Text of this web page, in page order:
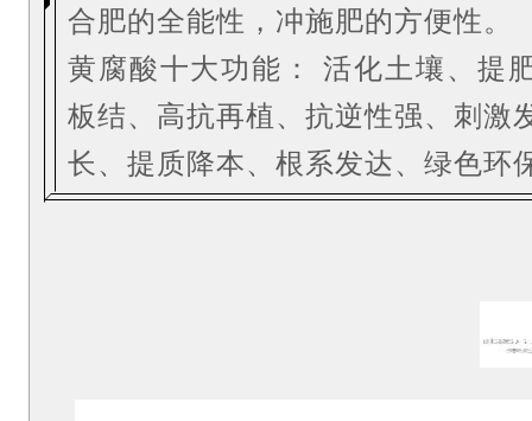
合肥的全能性，冲施肥的方便性。
黄腐酸十大功能：活化土壤、提
板结、高抗再植、抗逆性强、刺激
长、提质降本、根系发达、绿色环